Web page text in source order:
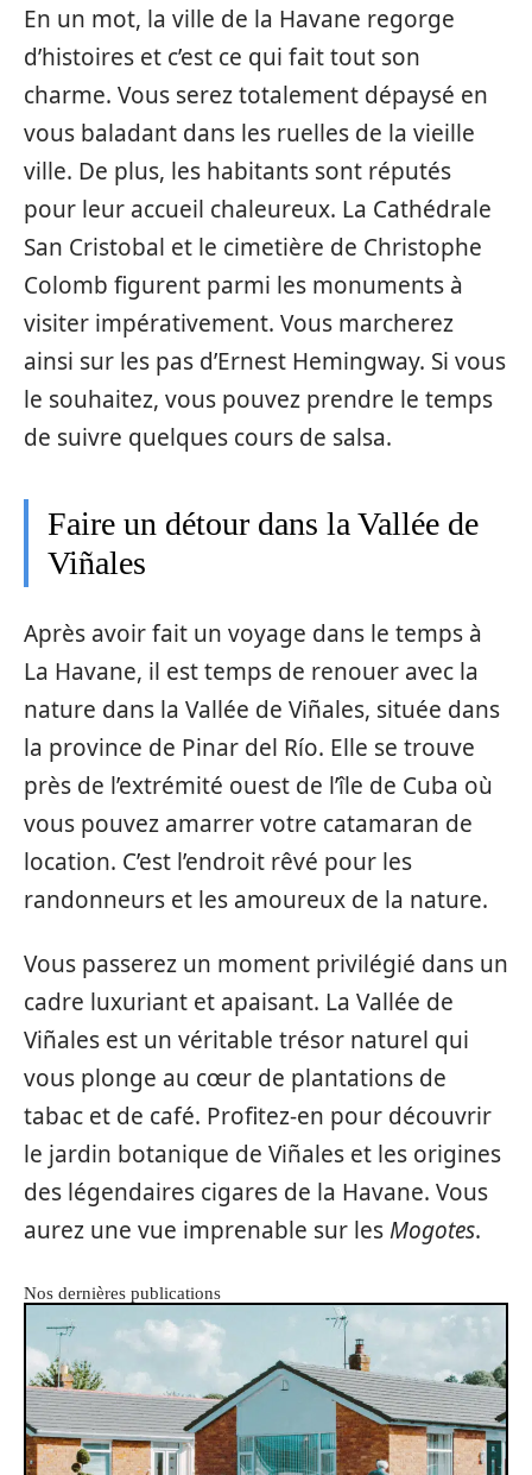
En un mot, la ville de la Havane regorge
d’histoires et c’est ce qui fait tout son
charme. Vous serez totalement dépaysé en
vous baladant dans les ruelles de la vieille
ville. De plus, les habitants sont réputés
pour leur accueil chaleureux. La Cathédrale
San Cristobal et le cimetière de Christophe
Colomb figurent parmi les monuments à
visiter impérativement. Vous marcherez
ainsi sur les pas d’Ernest Hemingway. Si vous
le souhaitez, vous pouvez prendre le temps
de suivre quelques cours de salsa.
Faire un détour dans la Vallée de
Viñales
Après avoir fait un voyage dans le temps à
La Havane, il est temps de renouer avec la
nature dans la Vallée de Viñales, située dans
la province de Pinar del Río. Elle se trouve
près de l’extrémité ouest de l’île de Cuba où
vous pouvez amarrer votre catamaran de
location. C’est l’endroit rêvé pour les
randonneurs et les amoureux de la nature.
Vous passerez un moment privilégié dans un
cadre luxuriant et apaisant. La Vallée de
Viñales est un véritable trésor naturel qui
vous plonge au cœur de plantations de
tabac et de café. Profitez-en pour découvrir
le jardin botanique de Viñales et les origines
des légendaires cigares de la Havane. Vous
aurez une vue imprenable sur lesMogotes.
Nos dernières publications